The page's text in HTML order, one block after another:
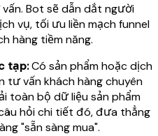
Bot sẽ dẫn dắt người
vụ, tối ưu liền mạch funnel
hàng tiềm năng.
tạp:Có sản phẩm hoặc dịch
vấn khách hàng chuyên
toàn bộ dữ liệu sản phẩm
hỏi chi tiết đó, đưa thẳng
"sẵn sàng mua".